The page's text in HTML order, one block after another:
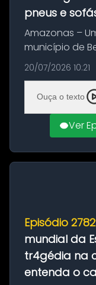
pneus e
Amazonas –
município de
com a
quilos de
embarcação
materia...
20/07/2026 10:21
Ouça o texto
Ver
Episódio
mundial da
tr4gédia na
entenda o